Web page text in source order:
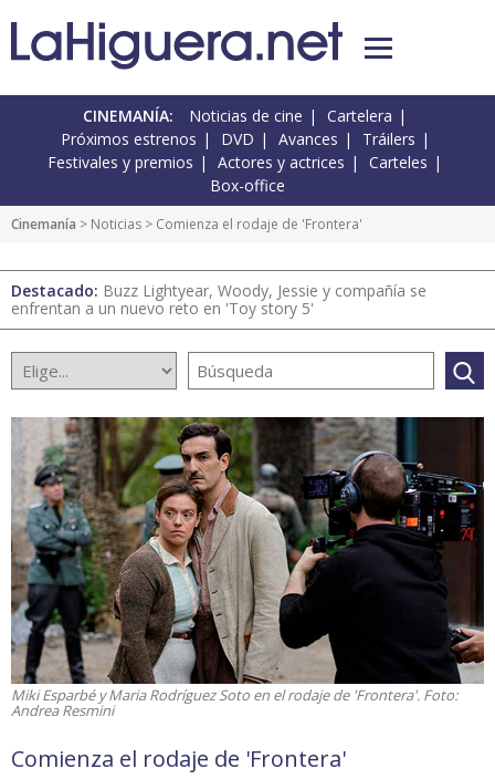
CINEMANÍA: Noticias de cine
Cartelera
Próximos estrenos
DVD Avances
Tráilers
Festivales y premios
Actores y actrices
Carteles
Box-office
Cinemanía > Noticias > Comienza el rodaje de 'Frontera'
Destacado: Buzz Lightyear, Woody, Jessie y compañía se
enfrentan a un nuevo reto en 'Toy story 5'
Miki Esparbé y Maria Rodríguez Soto en el rodaje de 'Frontera'. Foto:
Andrea Resmini
Comienza el rodaje de 'Frontera'